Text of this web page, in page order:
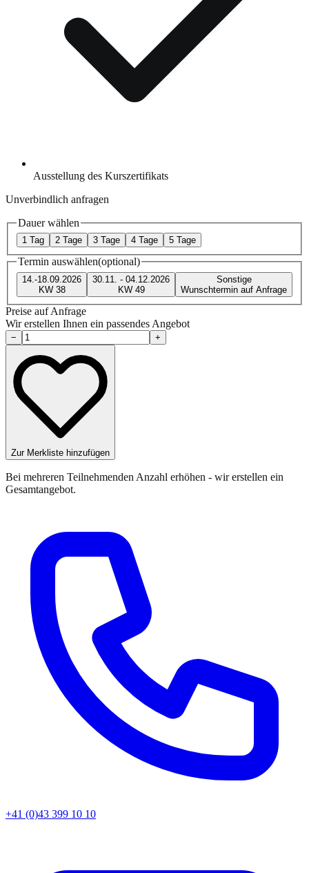
Ausstellung des Kurszertifikats
Unverbindlich anfragen
Dauer wählen
1 Tag 2 Tage 3 Tage 4 Tage 5 Tage
Termin auswählen(optional)
14.-18.09.2026
KW 38
30.11. - 04.12.2026
KW 49
Sonstige
Wunschtermin auf Anfrage
Preise auf Anfrage
Wir erstellen Ihnen ein passendes Angebot
− +
Zur Merkliste hinzufügen
Bei mehreren Teilnehmenden Anzahl erhöhen - wir erstellen ein
Gesamtangebot.
+41 (0)43 399 10 10